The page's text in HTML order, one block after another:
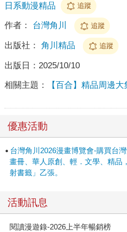
日系動漫精品
追蹤
作者： 台灣角川 追蹤
出版社： 角川精品 追蹤
出版日： 2025/10/10
相關主題： 【百合】精品周邊大
優惠活動
台灣角川2026漫畫博覽會-購買台
畫冊、華人原創、輕．文學、精品
射書籤」乙張。
活動訊息
閱讀漫遊錄-2026上半年暢銷榜